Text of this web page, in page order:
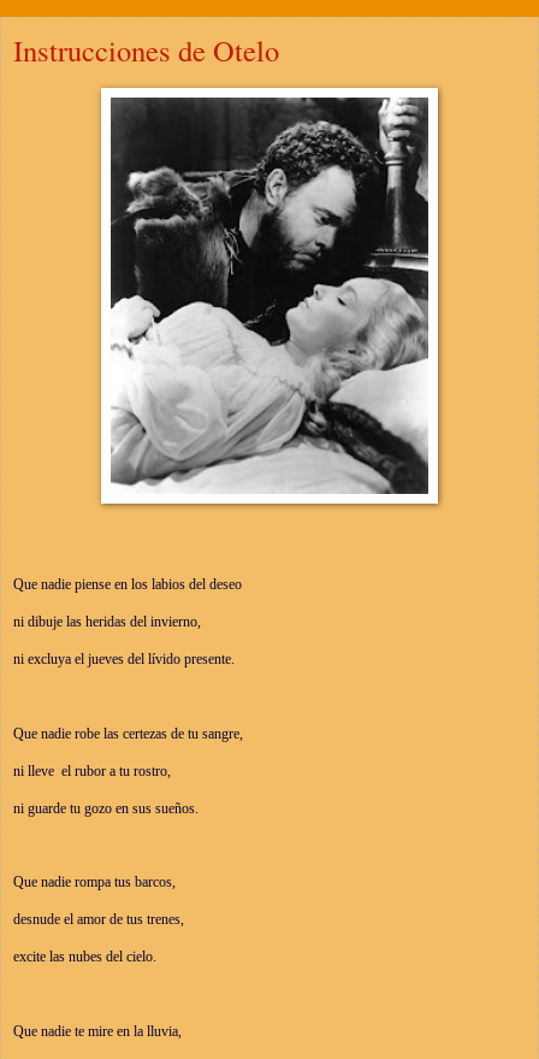
Instrucciones de Otelo
Que nadie piense en los labios del deseo
ni dibuje las heridas del invierno,
ni excluya el jueves del lívido presente.
Que nadie robe las certezas de tu sangre,
ni lleve  el rubor a tu rostro,
ni guarde tu gozo en sus sueños.
Que nadie rompa tus barcos,
desnude el amor de tus trenes,
excite las nubes del cielo.
Que nadie te mire en la lluvia,